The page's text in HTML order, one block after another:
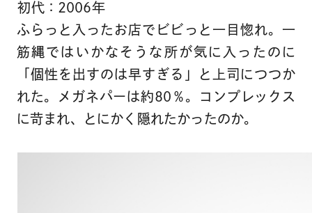
初代：2006年
ふらっと入ったお店でビビっと一目惚れ。一
筋縄ではいかなそうな所が気に入ったのに
「個性を出すのは早すぎる」と上司につつか
れた。メガネパーは約80％。コンプレックス
に苛まれ、とにかく隠れたかったのか。